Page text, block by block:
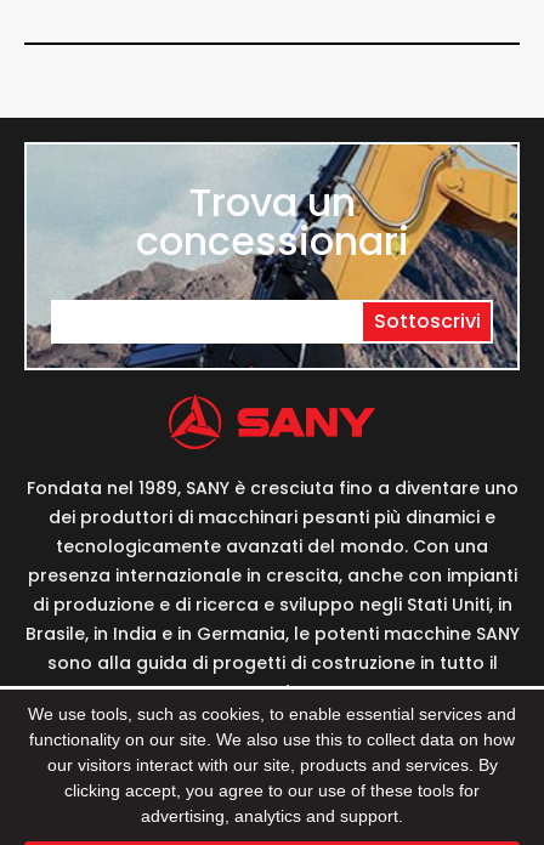
Trova un
concessionari
Sottoscrivi
Fondata nel 1989, SANY è cresciuta fino a diventare uno
dei produttori di macchinari pesanti più dinamici e
tecnologicamente avanzati del mondo. Con una
presenza internazionale in crescita, anche con impianti
di produzione e di ricerca e sviluppo negli Stati Uniti, in
Brasile, in India e in Germania, le potenti macchine SANY
sono alla guida di progetti di costruzione in tutto il
mondo.
© 2022 Sany Group Tutti i Diritti Riservati Supporto:
Beijing Xinhulian Technology Co.,LtdPrivacy Policy
We use tools, such as cookies, to enable essential services and
functionality on our site. We also use this to collect data on how
our visitors interact with our site, products and services. By
clicking accept, you agree to our use of these tools for
advertising, analytics and support.